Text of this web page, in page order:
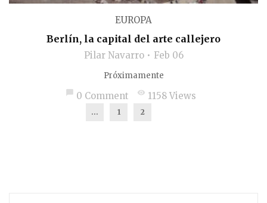
EUROPA
Berlín, la capital del arte callejero
Pilar Navarro Feb 06
Próximamente
0 Comment visibility 1158 Views
... 1 2